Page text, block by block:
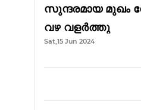
സുന്ദരമായ മുഖം
വഴ വളർത്തു
Sat,15 Jun 2024